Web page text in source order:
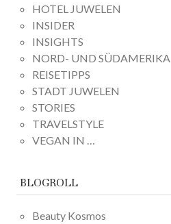
HOTEL JUWELEN
INSIDER
INSIGHTS
NORD- UND SÜDAMERIKA
REISETIPPS
STADT JUWELEN
STORIES
TRAVELSTYLE
VEGAN IN …
BLOGROLL
Beauty Kosmos